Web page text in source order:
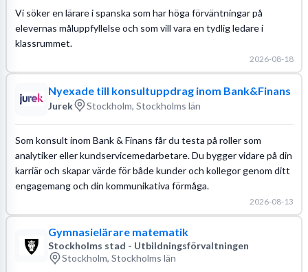
Vi söker en lärare i spanska som har höga förväntningar på
elevernas måluppfyllelse och som vill vara en tydlig ledare i
klassrummet.
2026-08-18
Nyexade till konsultuppdrag inom Bank&Finans
Jurek Stockholm, Stockholms län
Som konsult inom Bank & Finans får du testa på roller som
analytiker eller kundservicemedarbetare. Du bygger vidare på din
karriär och skapar värde för både kunder och kollegor genom ditt
engagemang och din kommunikativa förmåga.
2026-08-13
Gymnasielärare matematik
Stockholms stad - Utbildningsförvaltningen
Stockholm, Stockholms län